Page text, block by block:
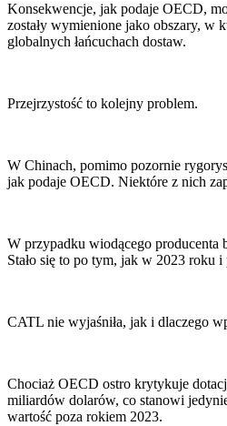
Konsekwencje, jak podaje OECD,
zostały wymienione jako obszary, w
globalnych łańcuchach dostaw.
Przejrzystość to kolejny problem.
W Chinach, pomimo pozornie
jak podaje OECD. Niektóre z nich
W przypadku wiodącego producenta
Stało się to po tym, jak w 2023 roku
CATL nie wyjaśniła, jak i dlaczego
Chociaż OECD ostro krytykuje
miliardów dolarów, co stanowi
wartość poza rokiem 2023.